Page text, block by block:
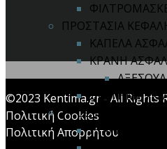
ΠΡΟΣΤΑΣΙΑ
ΚΑΠΕΛΑ
ΚΡΑΝΗ
ΣΥΣΤΗΜΑ
ΠΡΟΣΤΑΣΙΑ ΟΡΑΣΗΣ
ΓΥΑΛΙΑ
©2023 Kentima.gr - All Rights
Πολιτική Cookies
Πολιτική Απορρήτου